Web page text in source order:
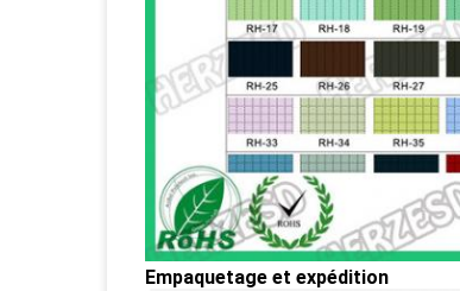
Empaquetage et expédition